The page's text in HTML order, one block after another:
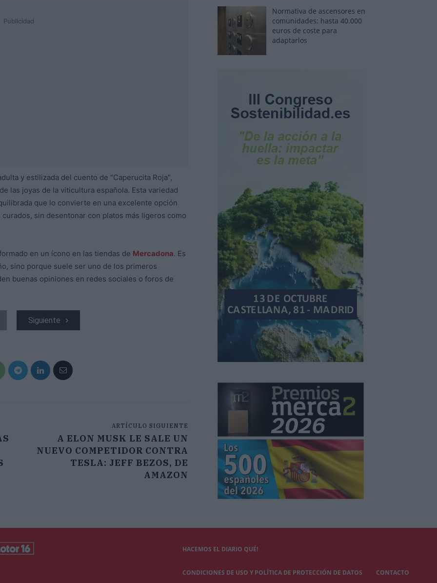
Publicidad
y estilizada del cuento de “Caperucita Roja”,
las joyas de la viticultura española. Esta variedad
que lo convierte en una excelente opción
sin desentonar con platos más ligeros como
en un ícono en las tiendas de Mercadona. Es
sino porque suele ser uno de los primeros
buenas opiniones en redes sociales o foros de
Siguiente
ARTÍCULO SIGUIENTE
A ELON MUSK LE SALE UN
NUEVO COMPETIDOR CONTRA
TESLA: JEFF BEZOS, DE
AMAZON
Normativa de ascensores en
comunidades: hasta 40.000
euros de coste para
adaptarlos
HACEMOS EL DIARIO QUÉ!
CONDICIONES DE USO Y POLÍTICA DE PROTECCIÓN DE DATOS CONTACTO